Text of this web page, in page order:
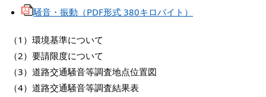
騒音・振動（PDF形式 380キロバイト）
（1）環境基準について
（2）要請限度について
（3）道路交通騒音等調査地点位置図
（4）道路交通騒音等調査結果表